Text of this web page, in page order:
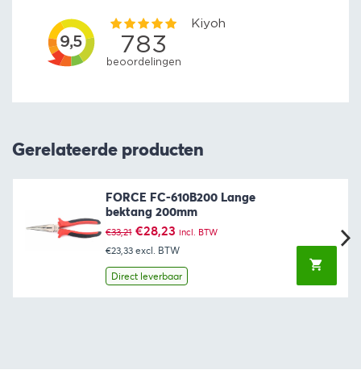
Gerelateerde producten
FORCE FC-610B200 Lange
bektang 200mm
€33,21 Oorspronkelijke
prijs
was:
€33,21.
€28,23Huidige
prijs
is:
€28,23.
incl. BTW
€23,33 excl. BTW
Direct leverbaar